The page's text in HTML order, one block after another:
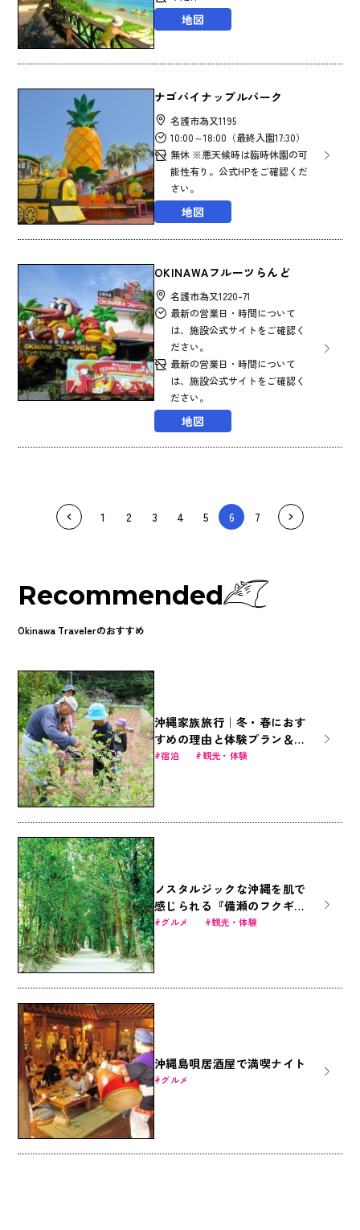
地図
ナゴパイナップルパーク
名護市為又1195
10:00～18:00（最終入園17:30）
無休 ※悪天候時は臨時休園の可
能性有り。公式HPをご確認くだ
さい。
地図
OKINAWAフルーツらんど
名護市為又1220-71
最新の営業日・時間について
は、施設公式サイトをご確認く
ださい。
最新の営業日・時間について
は、施設公式サイトをご確認く
ださい。
地図
1 2 3 4 5 6 7
Recommended
Okinawa Travelerのおすすめ
沖縄家族旅行｜冬・春におす
すめの理由と体験プラン＆お
得なファミリー商品
宿泊 観光・体験
ノスタルジックな沖縄を肌で
感じられる『備瀬のフクギ並
木の楽しみ方』
グルメ 観光・体験
沖縄島唄居酒屋で満喫ナイト
グルメ